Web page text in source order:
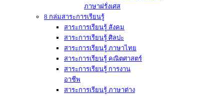
ภาษาฝรั่งเศส
8 กล่มสาระการเรียนรู้
สาระการเรียนรู้ สังคม
สาระการเรียนรู้ ศิลปะ
สาระการเรียนรู้ ภาษาไทย
สาระการเรียนรู้ คณิตศาสตร์
สาระการเรียนรู้ การงาน
อาชีพ
สาระการเรียนรู้ ภาษาต่าง